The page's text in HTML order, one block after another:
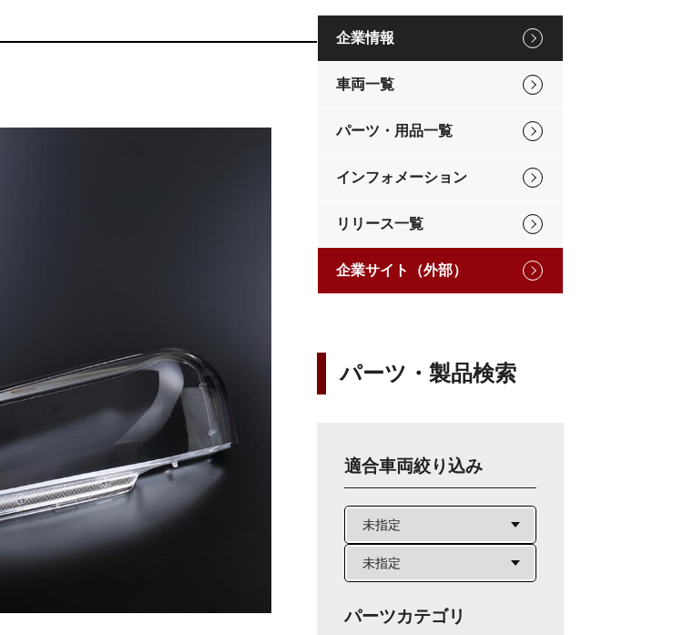
企業情報
車両一覧
パーツ・用品一覧
インフォメーション
リリース一覧
企業サイト（外部）
パーツ・製品検索
適合車両絞り込み
パーツカテゴリ